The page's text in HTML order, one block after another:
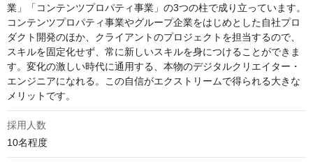
業」「コンテンツプロパティ事業」の3つの柱で成り立っています。
コンテンツプロパティ事業やグループ企業をはじめとした自社プロ
ダクト開発のほか、クライアントのプロジェクトを担当するので、
スキルを固定化せず、常に新しいスキルを身につけることができま
す。変化の激しい時代に通用する、本物のデジタルクリエイター・
エンジニアになれる。この自信がエクストリームで得られる大きな
メリットです。
採用人数
10名程度